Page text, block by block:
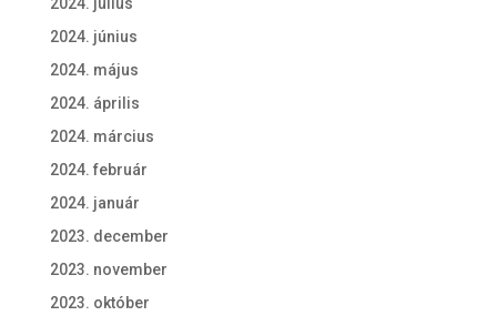
2024. június
2024. május
2024. április
2024. március
2024. február
2024. január
2023. december
2023. november
2023. október